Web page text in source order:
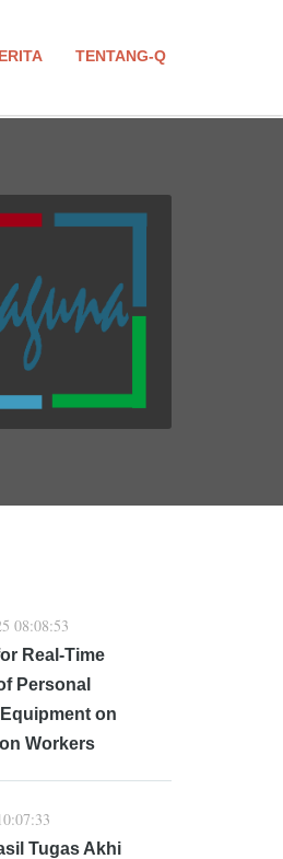
TENTANG-Q
08:08:53
Real-Time
Personal
on
Workers
Tugas Akhi